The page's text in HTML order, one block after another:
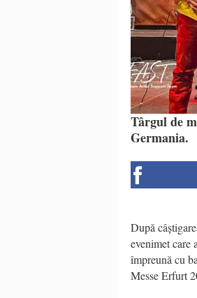
Târgul de
Germania.
După câş
evenimet care
împreună cu
Messe Erfurt